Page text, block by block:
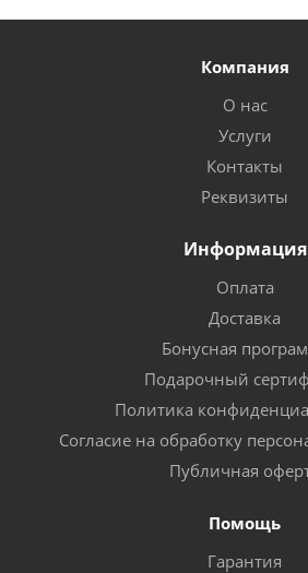
Компания
О нас
Услуги
Контакты
Реквизиты
Информация
Оплата
Доставка
Бонусная
Подарочный
Политика
Согласие на обработку
Публичная
Помощь
Гарантия